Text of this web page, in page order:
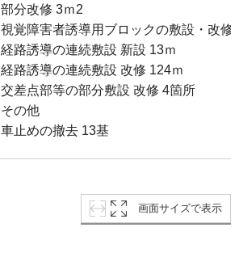
部分改修 3ｍ2
視覚障害者誘導用ブロックの敷設・改修
経路誘導の連続敷設 新設 13ｍ
経路誘導の連続敷設 改修 124ｍ
交差点部等の部分敷設 改修 4箇所
その他
車止めの撤去 13基
画面サイズで表示